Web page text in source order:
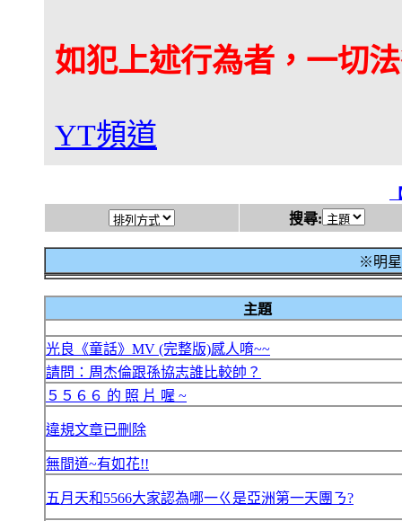
如犯上述行為者，一切
YT頻道
搜尋:
※明
主題
光良《童話》MV (完整版)感人唷~~
請問：周杰倫跟孫協志誰比較帥？
５５６６ 的 照 片 喔 ~
違規文章已刪除
無間道~有如花!!
五月天和5566大家認為哪一ㄍ是亞洲第一天團ㄋ?